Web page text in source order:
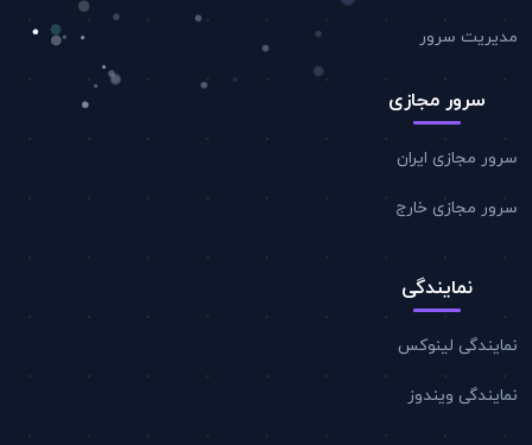
مدیریت سرور
سرور مجازی
سرور مجازی ایران
سرور مجازی خارج
نمایندگی
نمایندگی لینوکس
نمایندگی ویندوز